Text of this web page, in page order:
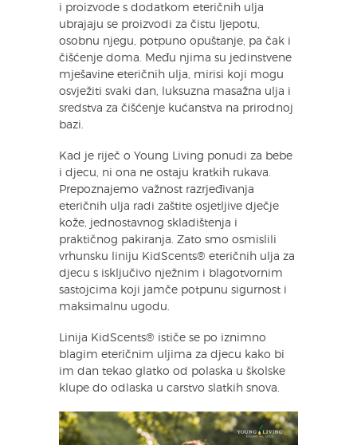
i proizvode s dodatkom eteričnih ulja
ubrajaju se proizvodi za čistu ljepotu,
osobnu njegu, potpuno opuštanje, pa čak i
čišćenje doma. Među njima su jedinstvene
mješavine eteričnih ulja, mirisi koji mogu
osvježiti svaki dan, luksuzna masažna ulja i
sredstva za čišćenje kućanstva na prirodnoj
bazi.
Kad je riječ o Young Living ponudi za bebe
i djecu, ni ona ne ostaju kratkih rukava.
Prepoznajemo važnost razrjeđivanja
eteričnih ulja radi zaštite osjetljive dječje
kože, jednostavnog skladištenja i
praktičnog pakiranja. Zato smo osmislili
vrhunsku liniju KidScents® eteričnih ulja za
djecu s isključivo nježnim i blagotvornim
sastojcima koji jamče potpunu sigurnost i
maksimalnu ugodu.
Linija KidScents® ističe se po iznimno
blagim eteričnim uljima za djecu kako bi
im dan tekao glatko od polaska u školske
klupe do odlaska u carstvo slatkih snova.